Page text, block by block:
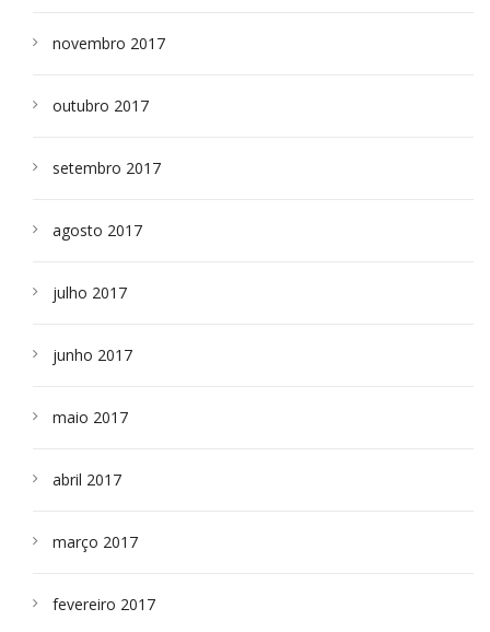
novembro 2017
outubro 2017
setembro 2017
agosto 2017
julho 2017
junho 2017
maio 2017
abril 2017
março 2017
fevereiro 2017